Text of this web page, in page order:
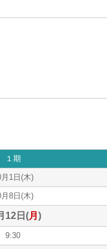
１期
月1日(木)
月8日(木)
12日(月 )
9:30